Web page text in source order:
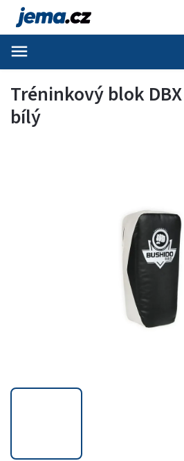
Tréninkový blok DBX
bílý